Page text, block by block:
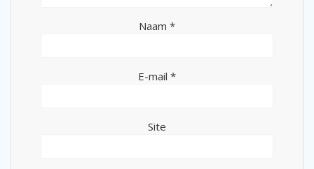
Naam *
E-mail *
Site